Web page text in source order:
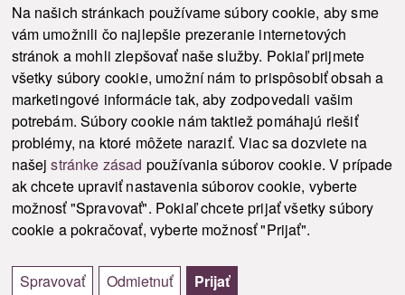
Na našich stránkach používame súbory cookie, aby sme
vám umožnili čo najlepšie prezeranie internetových
stránok a mohli zlepšovať naše služby. Pokiaľ prijmete
všetky súbory cookie, umožní nám to prispôsobiť obsah a
marketingové informácie tak, aby zodpovedali vašim
potrebám. Súbory cookie nám taktiež pomáhajú riešiť
problémy, na ktoré môžete naraziť. Viac sa dozviete na
našejstránke zásad používania súborov cookie. V prípade
ak chcete upraviť nastavenia súborov cookie, vyberte
možnosť "Spravovať". Pokiaľ chcete prijať všetky súbory
cookie a pokračovať, vyberte možnosť "Prijať".
Spravovať Odmietnuť Prijať
Odoslať
© 2021-2026 ku.sk. Všetky práva vyhradené. | Ochrana osobných údajov
Vyhlásenie o prístupnosti |
Admin
This site is protected by reCAPTCHA and the Google Privacy Policy and Terms of
Service
apply.